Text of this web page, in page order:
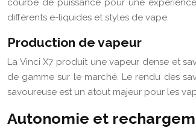
courbe de puissance pour une
différents e-liquides et styles de vape.
Production de vapeur
La Vinci X7 produit une vapeur dense et
de gamme sur le marché. Le rendu des
savoureuse est un atout majeur pour les
Autonomie et